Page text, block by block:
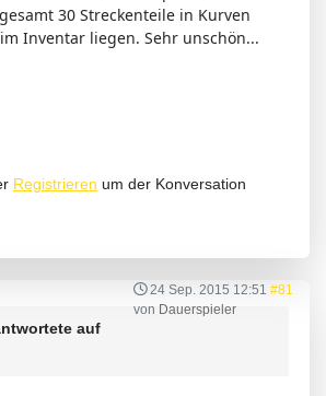
30 Streckenteile in Kurven
Inventar liegen. Sehr unschön...
Registrieren um der Konversation
24 Sep. 2015 12:51 #81
von Dauerspieler
auf